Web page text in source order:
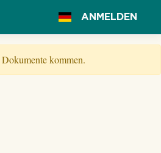
ANMELDEN
kommen.